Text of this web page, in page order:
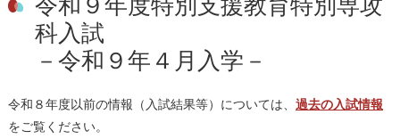
令和９年度特別支援教育特別専攻
科入試
－令和９年４月入学－
令和８年度以前の情報（入試結果等）については、 過去の入試情報
をご覧ください。